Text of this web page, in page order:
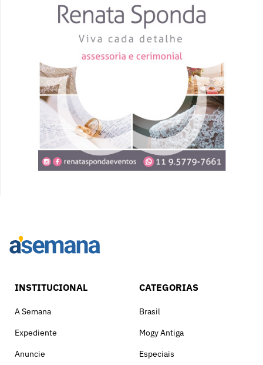
INSTITUCIONAL
A Semana
Expediente
Anuncie
CATEGORIAS
Brasil
Mogy Antiga
Especiais